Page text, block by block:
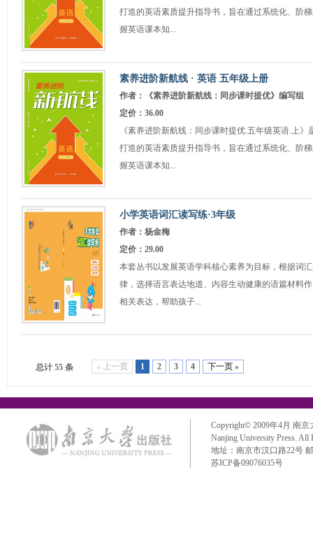
打造的英语素质提升指导书，旨在通过系统化、阶
握英语课本知...
素养进阶新航线 · 英语 五年级上册
作者：《素养进阶新航线：同步课时提优》编写组
定价：36.00
《素养进阶新航线：同步课时提优.五年级英语.上
打造的英语素质提升指导书，旨在通过系统化、阶
握英语课本知...
小学英语词汇读写练·3年级
作者：杨金梅
定价：29.00
本套丛书以发展英语学科核心素养为目标，根据词
律，选择语言表达地道、内容生动健康的语篇材料
相关表达，帮助孩子...
总计 55 条 « 上一页 1 2 3 4 下一页 »
Copyright© 2009年4月 南京
Nanjing University Press. All
地址：南京市汉口路22号
苏ICP备09076035号